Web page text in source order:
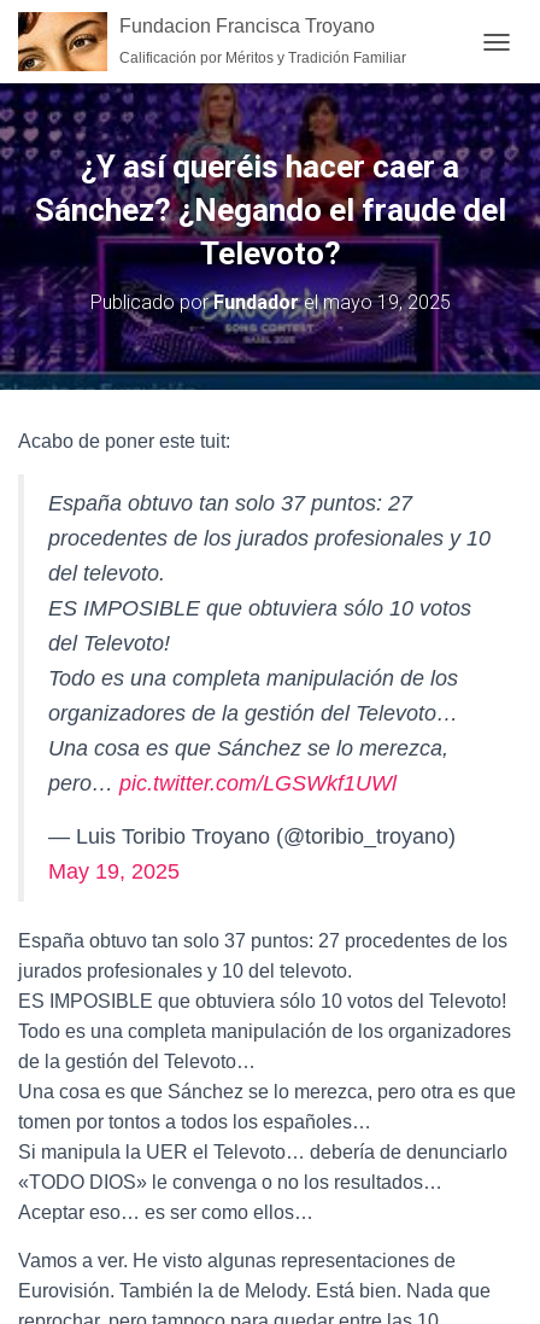
Fundacion Francisca Troyano
Calificación por Méritos y Tradición Familiar
¿Y así queréis hacer caer a
Sánchez? ¿Negando el fraude del
Televoto?
Publicado porFundadorelmayo 19, 2025
Acabo de poner este tuit:
España obtuvo tan solo 37 puntos: 27
procedentes de los jurados profesionales y 10
del televoto.
ES IMPOSIBLE que obtuviera sólo 10 votos
del Televoto!
Todo es una completa manipulación de los
organizadores de la gestión del Televoto…
Una cosa es que Sánchez se lo merezca,
pero… pic.twitter.com/LGSWkf1UWl
— Luis Toribio Troyano (@toribio_troyano)
May 19, 2025
España obtuvo tan solo 37 puntos: 27 procedentes de los
jurados profesionales y 10 del televoto.
ES IMPOSIBLE que obtuviera sólo 10 votos del Televoto!
Todo es una completa manipulación de los organizadores
de la gestión del Televoto…
Una cosa es que Sánchez se lo merezca, pero otra es que
tomen por tontos a todos los españoles…
Si manipula la UER el Televoto… debería de denunciarlo
«TODO DIOS» le convenga o no los resultados…
Aceptar eso… es ser como ellos…
Vamos a ver. He visto algunas representaciones de
Eurovisión. También la de Melody. Está bien. Nada que